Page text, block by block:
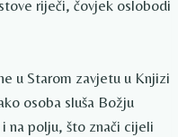
riječi, čovjek oslobodi
u Starom zavjetu u Knjizi
osoba sluša Božju
na polju, što znači cijeli